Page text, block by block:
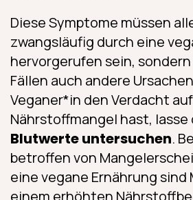
Diese Symptome müssen
zwangsläufig durch eine
hervorgerufen sein,
Fällen auch andere
Veganer*in den Verdacht
Nährstoffmangel hast, lasse
Blutwerte untersuchen.
betroffen von
eine vegane Ernährung
einem erhöhten